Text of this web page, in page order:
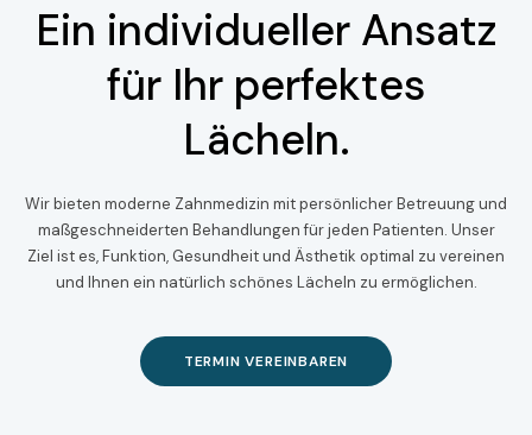
Ein individueller Ansatz
für Ihr perfektes
Lächeln.
Wir bieten moderne Zahnmedizin mit persönlicher Betreuung und
maßgeschneiderten Behandlungen für jeden Patienten. Unser
Ziel ist es, Funktion, Gesundheit und Ästhetik optimal zu vereinen
und Ihnen ein natürlich schönes Lächeln zu ermöglichen.
TERMIN VEREINBAREN